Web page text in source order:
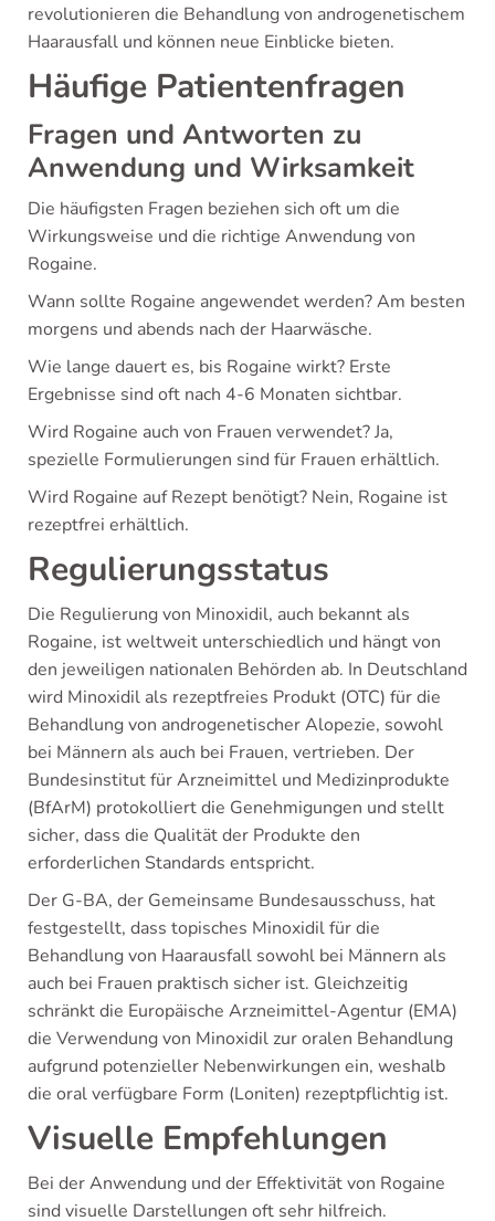
revolutionieren die Behandlung von androgenetischem
Haarausfall und können neue Einblicke bieten.
Häufige Patientenfragen
Fragen und Antworten zu
Anwendung und Wirksamkeit
Die häufigsten Fragen beziehen sich oft um die
Wirkungsweise und die richtige Anwendung von
Rogaine.
Wann sollte Rogaine angewendet werden? Am besten
morgens und abends nach der Haarwäsche.
Wie lange dauert es, bis Rogaine wirkt? Erste
Ergebnisse sind oft nach 4-6 Monaten sichtbar.
Wird Rogaine auch von Frauen verwendet? Ja,
spezielle Formulierungen sind für Frauen erhältlich.
Wird Rogaine auf Rezept benötigt? Nein, Rogaine ist
rezeptfrei erhältlich.
Regulierungsstatus
Die Regulierung von Minoxidil, auch bekannt als
Rogaine, ist weltweit unterschiedlich und hängt von
den jeweiligen nationalen Behörden ab. In Deutschland
wird Minoxidil als rezeptfreies Produkt (OTC) für die
Behandlung von androgenetischer Alopezie, sowohl
bei Männern als auch bei Frauen, vertrieben. Der
Bundesinstitut für Arzneimittel und Medizinprodukte
(BfArM) protokolliert die Genehmigungen und stellt
sicher, dass die Qualität der Produkte den
erforderlichen Standards entspricht.
Der G-BA, der Gemeinsame Bundesausschuss, hat
festgestellt, dass topisches Minoxidil für die
Behandlung von Haarausfall sowohl bei Männern als
auch bei Frauen praktisch sicher ist. Gleichzeitig
schränkt die Europäische Arzneimittel-Agentur (EMA)
die Verwendung von Minoxidil zur oralen Behandlung
aufgrund potenzieller Nebenwirkungen ein, weshalb
die oral verfügbare Form (Loniten) rezeptpflichtig ist.
Visuelle Empfehlungen
Bei der Anwendung und der Effektivität von Rogaine
sind visuelle Darstellungen oft sehr hilfreich.